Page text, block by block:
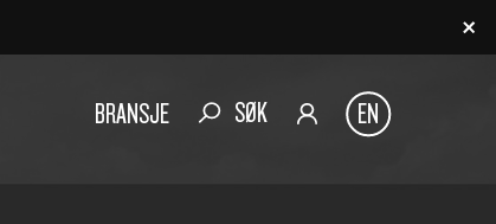
BRANSJE SØK EN